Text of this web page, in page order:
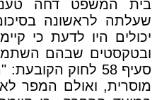
בית המשפט דחה
שעלתה לראשונה
יכולים היו לדעת כי
ובטקסטים שבהם
סעיף 58 לחוק
מוסרית, ואולם המפר